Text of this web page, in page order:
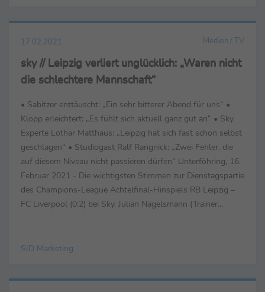
17.02.2021 Medien / TV
sky // Leipzig verliert unglücklich: „Waren nicht
die schlechtere Mannschaft“
• Sabitzer enttäuscht: „Ein sehr bitterer Abend für uns“ •
Klopp erleichtert: „Es fühlt sich aktuell ganz gut an“ • Sky
Experte Lothar Matthäus: „Leipzig hat sich fast schon selbst
geschlagen“ • Studiogast Ralf Rangnick: „Zwei Fehler, die
auf diesem Niveau nicht passieren dürfen“ Unterföhring, 16.
Februar 2021 - Die wichtigsten Stimmen zur Dienstagspartie
des Champions-League Achtelfinal-Hinspiels RB Leipzig –
FC Liverpool (0:2) bei Sky. Julian Nagelsmann (Trainer...
SID Marketing